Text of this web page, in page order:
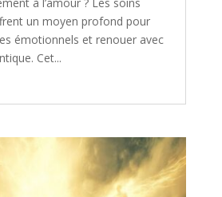
un moyen profond pour
émotionnels et renouer avec
Cet...